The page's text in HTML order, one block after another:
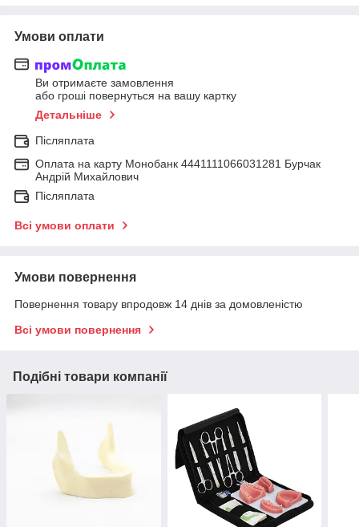
Умови оплати
Ви отримаєте замовлення
або гроші повернуться на вашу картку
Детальніше
Післяплата
Оплата на карту Монобанк 4441111066031281 Бурчак
Андрій Михайлович
Післяплата
Всі умови оплати
Умови повернення
Повернення товару впродовж 14 днів за домовленістю
Всі умови повернення
Подібні товари компанії